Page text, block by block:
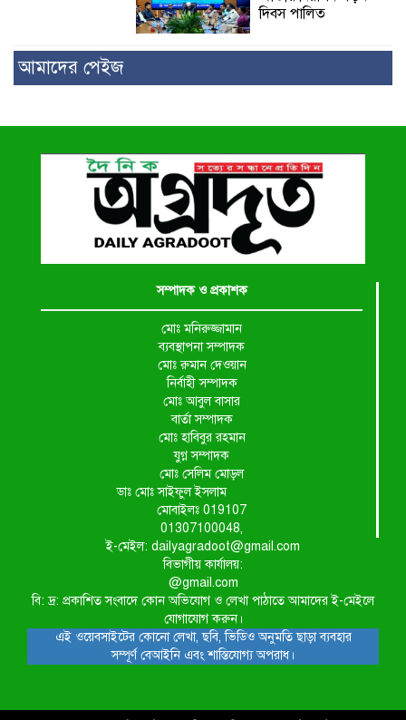
দিবস পালিত
আমাদের পেইজ
সম্পাদক ও প্রকাশক
মোঃ মনিরুজ্জামান
ব্যবস্থাপনা সম্পাদক
মোঃ রুমান দেওয়ান
নির্বাহী সম্পাদক
মোঃ আবুল বাসার
বার্তা সম্পাদক
মোঃ হাবিবুর রহমান
যুগ্ন সম্পাদক
মোঃ সেলিম মোড়ল
ডাঃ মোঃ সাইফুল ইসলাম
মোবাইলঃ 019107
01307100048,
ই-মেইল: dailyagradoot@gmail.com
বিভাগীয় কার্যালয়:
@gmail.com
বি: দ্র: প্রকাশিত সংবাদে কোন অভিযোগ ও লেখা পাঠাতে আমাদের ই-মেইলে
যোগাযোগ করুন।
এই ওয়েবসাইটের কোনো লেখা, ছবি, ভিডিও অনুমতি ছাড়া ব্যবহার
সম্পূর্ণ বেআইনি এবং শাস্তিযোগ্য অপরাধ।